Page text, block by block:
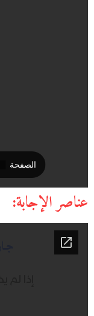
عناصر الإجابة: